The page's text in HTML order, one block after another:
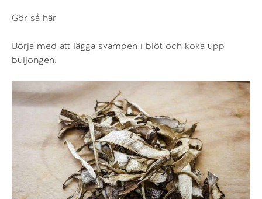
Gör så här
Börja med att lägga svampen i blöt och koka upp
buljongen.